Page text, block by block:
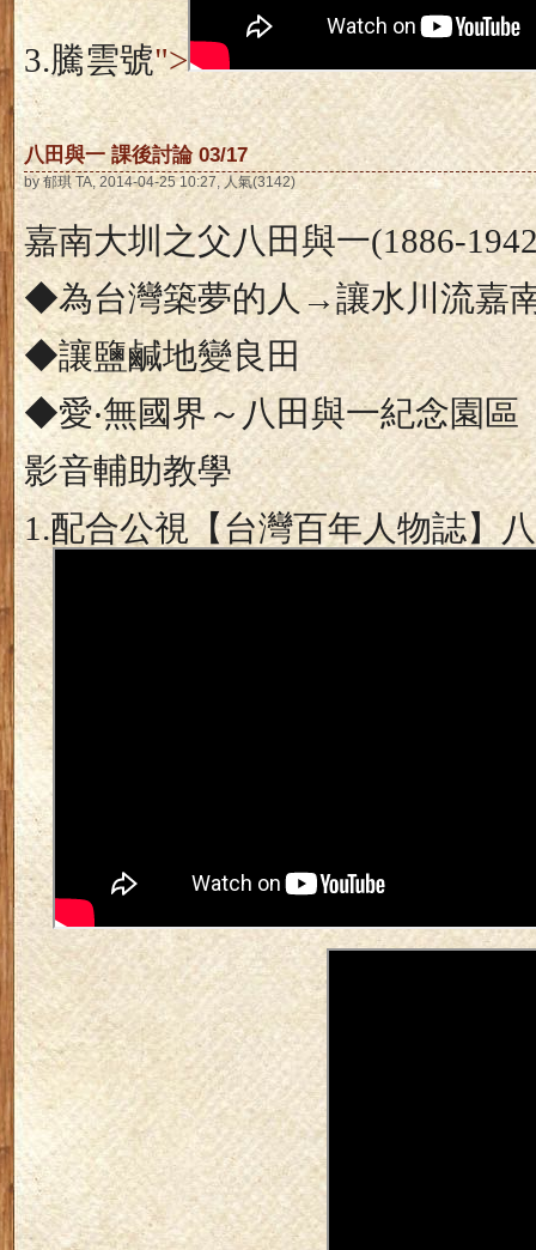
3.騰雲號">
八田與一 課後討論 03/17
by 郁琪 TA, 2014-04-25 10:27, 人氣(3142)
嘉南大圳之父八田與一(1886-
◆為台灣築夢的人→讓水川流嘉
◆讓鹽鹹地變良田
◆愛‧無國界～八田與一紀念園區
影音輔助教學
1.配合公視【台灣百年人物誌】